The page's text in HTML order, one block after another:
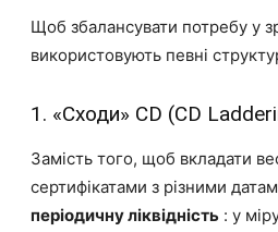
Щоб збалансувати потребу у
використовують певні
1. «Сходи» CD (CD
Замість того, щоб вкладати
сертифікатами з різними
періодичну ліквідність : у